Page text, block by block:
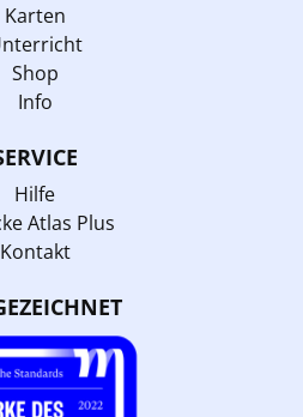
Karten
Shop
Info
Hilfe
Atlas Plus
Kontakt